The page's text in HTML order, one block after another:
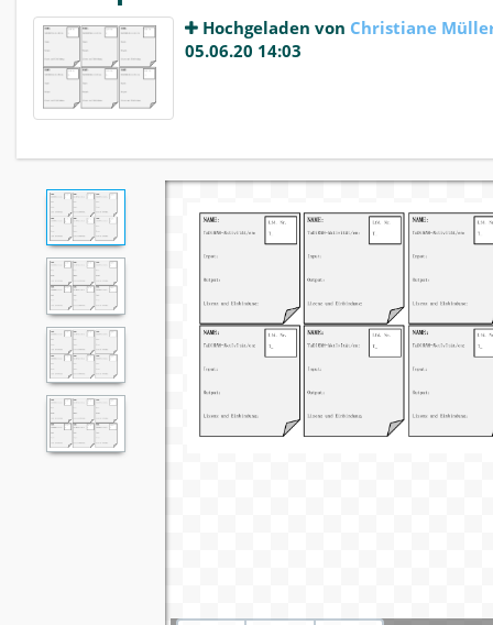
Hochgeladen von Christiane
05.06.20 14:03